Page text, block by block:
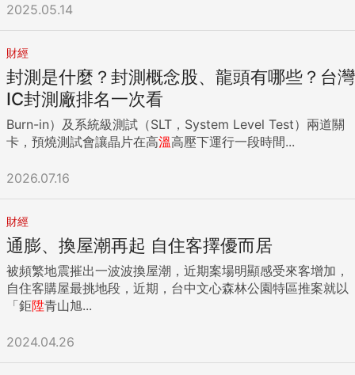
2025.05.14
財經
封測是什麼？封測概念股、龍頭有哪些？台灣
IC封測廠排名一次看
Burn-in）及系統級測試（SLT，System Level Test）兩道關
卡，預燒測試會讓晶片在高溫高壓下運行一段時間...
2026.07.16
財經
通膨、換屋潮再起 自住客擇優而居
被頻繁地震摧出一波波換屋潮，近期案場明顯感受來客增加，
自住客購屋最挑地段，近期，台中文心森林公園特區推案就以
「鉅陞青山旭...
2024.04.26